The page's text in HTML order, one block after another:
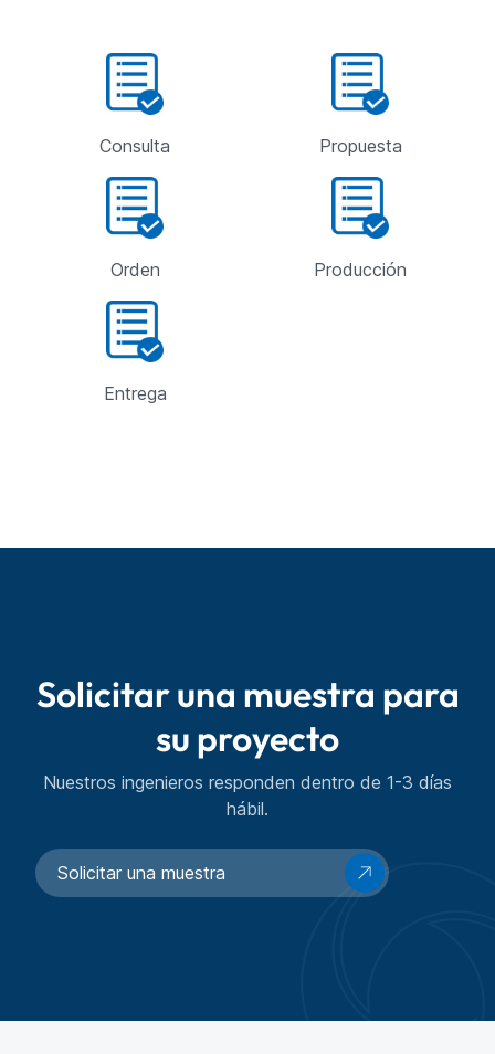
Consulta Propuesta
Orden Producción
Entrega
Solicitar una muestra para
su proyecto
Nuestros ingenieros responden dentro de 1-3 días
hábil.
Solicitar una muestra